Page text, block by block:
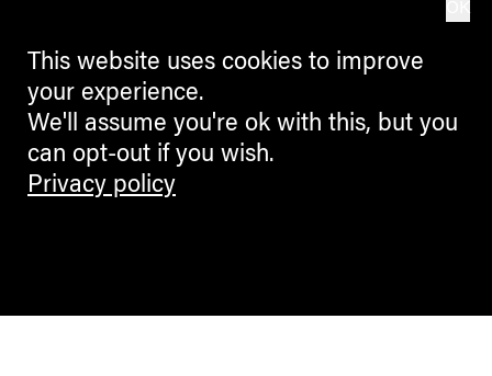
This website uses cookies to improve
your experience.
We'll assume you're ok with this, but you
can opt-out if you wish.
Privacy policy